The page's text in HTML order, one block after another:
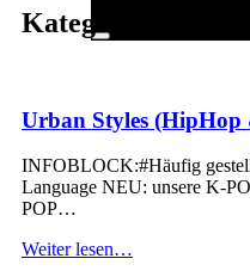
Menu
Kategorie:
Urban Styles (HipHop
INFOBLOCK:#Häufig
Language NEU: unsere K-
POP…
Weiter lesen…